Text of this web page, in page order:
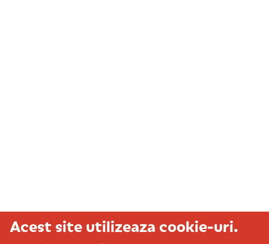
Acest site utilizeaza cookie-uri.